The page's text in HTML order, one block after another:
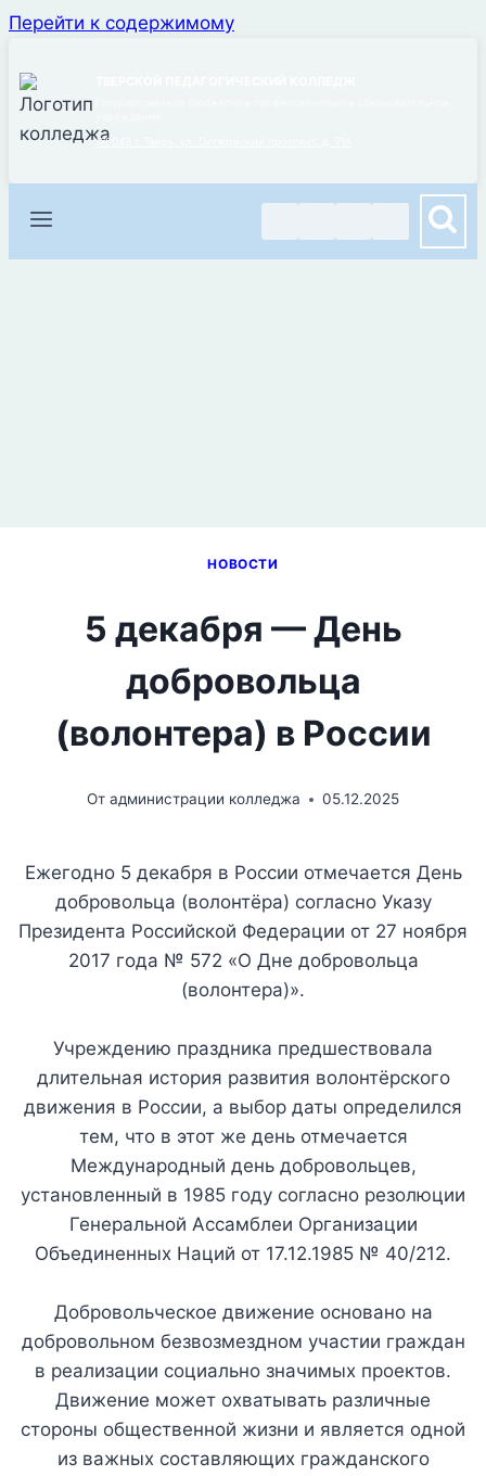
Перейти к содержимому
170043 г. Тверь, ул. Октябрьский проспект, д. 71А
НОВОСТИ
5 декабря — День
добровольца
(волонтера) в России
От администрации колледжа 05.12.2025
Ежегодно 5 декабря в России отмечается День
добровольца (волонтёра) согласно Указу
Президента Российской Федерации от 27 ноября
2017 года № 572 «О Дне добровольца
(волонтера)».
Учреждению праздника предшествовала
длительная история развития волонтёрского
движения в России, а выбор даты определился
тем, что в этот же день отмечается
Международный день добровольцев,
установленный в 1985 году согласно резолюции
Генеральной Ассамблеи Организации
Объединенных Наций от 17.12.1985 № 40/212.
Добровольческое движение основано на
добровольном безвозмездном участии граждан
в реализации социально значимых проектов.
Движение может охватывать различные
стороны общественной жизни и является одной
из важных составляющих гражданского